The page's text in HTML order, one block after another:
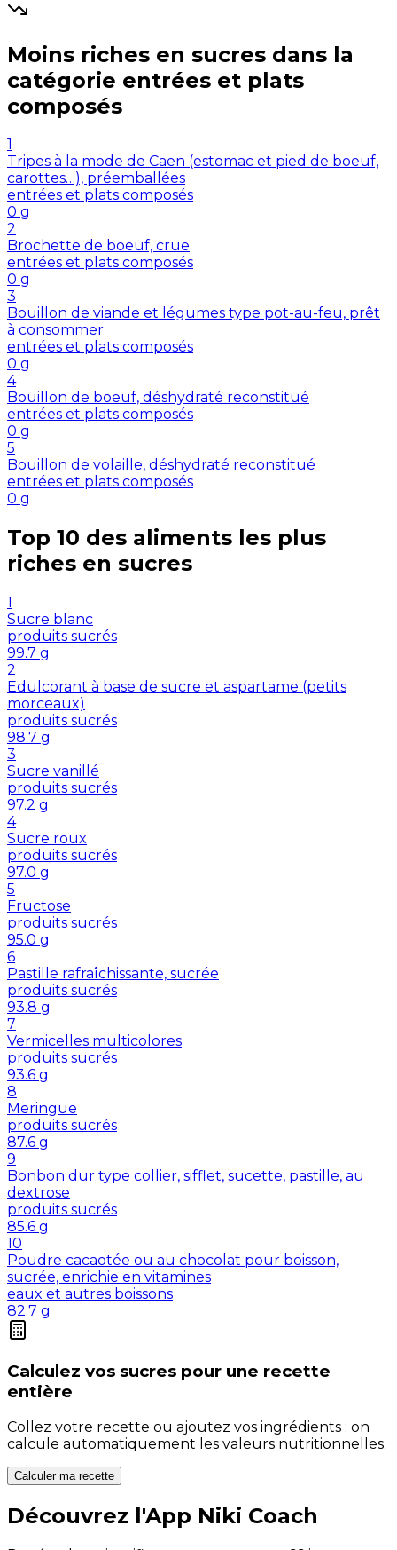
Moins riches en sucres dans la
catégorie entrées et plats
composés
1
Tripes à la mode de Caen (estomac et pied de boeuf,
carottes…), préemballées
entrées et plats composés
0 g
2
Brochette de boeuf, crue
entrées et plats composés
0 g
3
Bouillon de viande et légumes type pot-au-feu, prêt
à consommer
entrées et plats composés
0 g
4
Bouillon de boeuf, déshydraté reconstitué
entrées et plats composés
0 g
5
Bouillon de volaille, déshydraté reconstitué
entrées et plats composés
0 g
Top 10 des aliments les plus
riches en sucres
1
Sucre blanc
produits sucrés
99.7 g
2
Edulcorant à base de sucre et aspartame (petits
morceaux)
produits sucrés
98.7 g
3
Sucre vanillé
produits sucrés
97.2 g
4
Sucre roux
produits sucrés
97.0 g
5
Fructose
produits sucrés
95.0 g
6
Pastille rafraîchissante, sucrée
produits sucrés
93.8 g
7
Vermicelles multicolores
produits sucrés
93.6 g
8
Meringue
produits sucrés
87.6 g
9
Bonbon dur type collier, sifflet, sucette, pastille, au
dextrose
produits sucrés
85.6 g
10
Poudre cacaotée ou au chocolat pour boisson,
sucrée, enrichie en vitamines
eaux et autres boissons
82.7 g
Calculez vos sucres pour une recette
entière
Collez votre recette ou ajoutez vos ingrédients : on
calcule automatiquement les valeurs nutritionnelles.
Calculer ma recette
Découvrez l'App Niki Coach